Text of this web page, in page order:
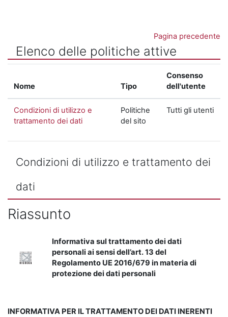
Pagina precedente
Elenco delle politiche attive
Nome Tipo
Consenso
dell'utente
Condizioni di utilizzo e
trattamento dei dati
Politiche
del sito
Tutti gli utenti
Condizioni di utilizzo e trattamento dei
dati
Riassunto
Informativa sul trattamento dei dati
personali ai sensi dell’art. 13 del
Regolamento UE 2016/679 in materia di
protezione dei dati personali
INFORMATIVA PER IL TRATTAMENTO DEI DATI INERENTI